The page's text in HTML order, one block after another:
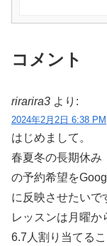
コメント
rirarira3 より:
2024年2月2日 6:38 PM
はじめまして。
春夏冬の長期休み
の予約希望を
に反映させたいで
レッスンは月曜か
6.7人割り当てる